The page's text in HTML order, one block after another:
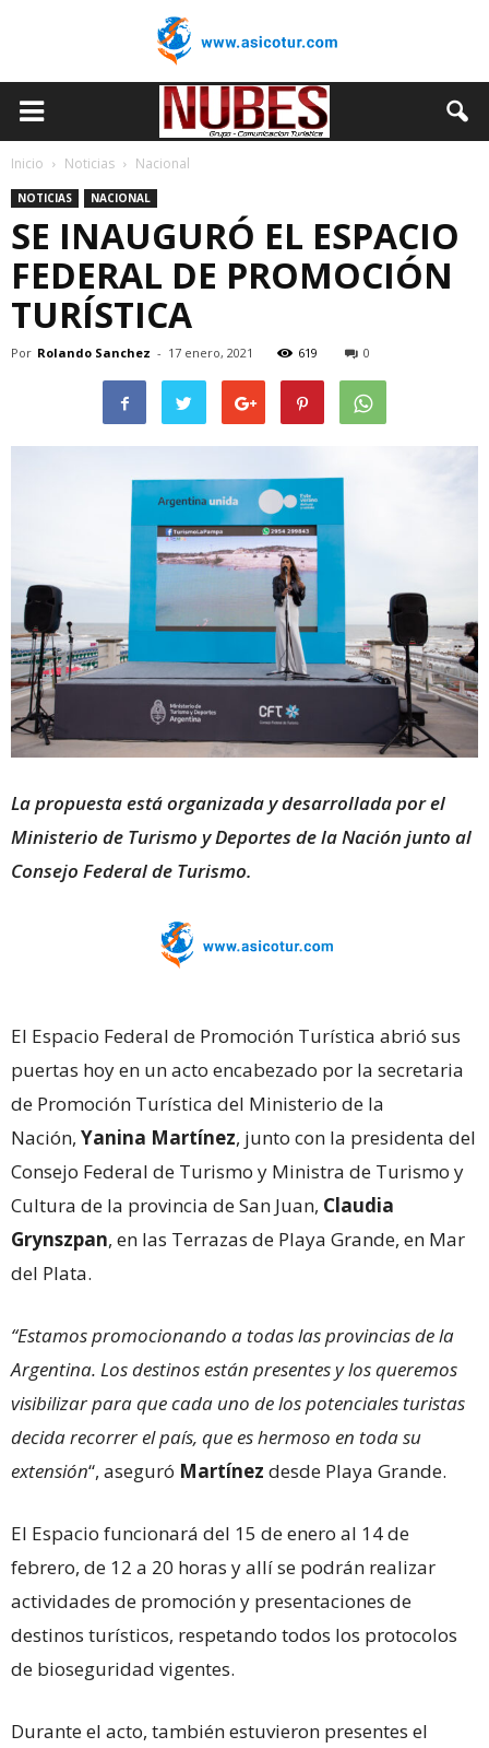
Inicio Noticias Nacional
NOTICIAS NACIONAL
SE INAUGURÓ EL ESPACIO
FEDERAL DE PROMOCIÓN
TURÍSTICA
Por Rolando Sanchez - 17 enero, 2021 619 0
La propuesta está organizada y desarrollada por el
Ministerio de Turismo y Deportes de la Nación junto al
Consejo Federal de Turismo.
El Espacio Federal de Promoción Turística abrió sus
puertas hoy en un acto encabezado por la secretaria
de Promoción Turística del Ministerio de la
Nación, Yanina Martínez, junto con la presidenta del
Consejo Federal de Turismo y Ministra de Turismo y
Cultura de la provincia de San Juan, Claudia
Grynszpan, en las Terrazas de Playa Grande, en Mar
del Plata.
“Estamos promocionando a todas las provincias de la
Argentina. Los destinos están presentes y los queremos
visibilizar para que cada uno de los potenciales turistas
decida recorrer el país, que es hermoso en toda su
extensión“, aseguró Martínez desde Playa Grande.
El Espacio funcionará del 15 de enero al 14 de
febrero, de 12 a 20 horas y allí se podrán realizar
actividades de promoción y presentaciones de
destinos turísticos, respetando todos los protocolos
de bioseguridad vigentes.
Durante el acto, también estuvieron presentes el